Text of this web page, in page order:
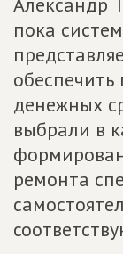
пока
денежных
выбрали в
ремонта